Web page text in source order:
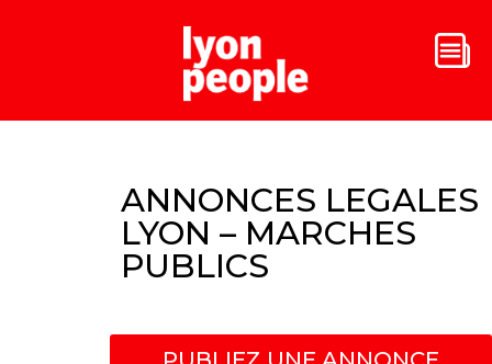
ANNONCES LEGALES
LYON – MARCHES
PUBLICS